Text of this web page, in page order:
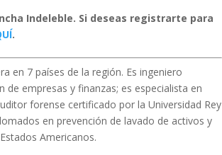
Indeleble. Si deseas registrarte para
.
en 7 países de la región. Es ingeniero
empresas y finanzas; es especialista en
forense certificado por la Universidad Rey
en prevención de lavado de activos y
Americanos.